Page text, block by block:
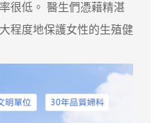
很低。 醫生們憑藉精湛
程度地保護女性的生殖健